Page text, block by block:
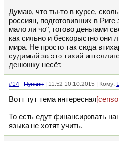
Думаю, что ты-то в курсе,
россиян, подготовивших в
мало ли чо", готово деньгами
как сильно и бескорыстно они
мира. Не просто так сюда
судимый за это тихий
денюшку несёт.
#14 Пупкин | 11:52 10.10.2015 | Кому:
Вотт тут тема интересная
То есть едут финансировать
языка не хотят учить.